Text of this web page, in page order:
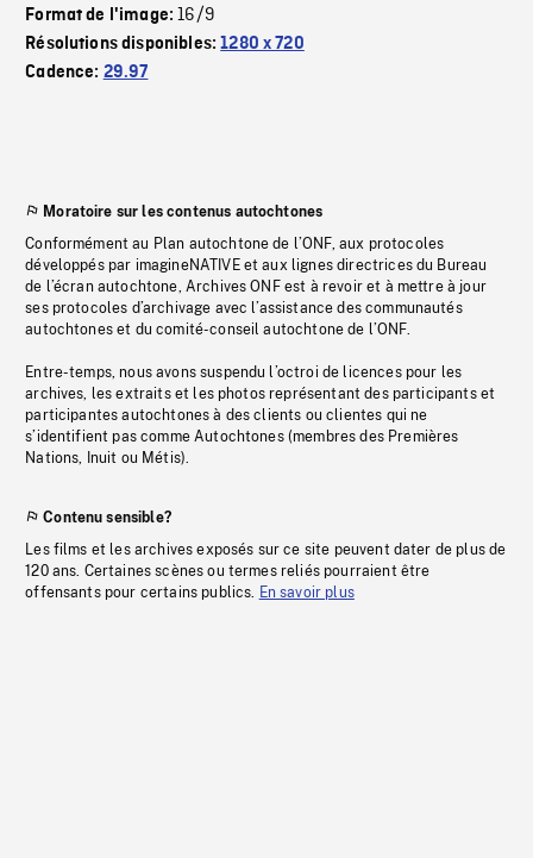
Format de l'image:16/9
Résolutions disponibles:1280 x 720
Cadence: 29.97
Moratoire sur les contenus autochtones
Conformément au Plan autochtone de l’ONF, aux protocoles
développés par imagineNATIVE et aux lignes directrices du Bureau
de l’écran autochtone, Archives ONF est à revoir et à mettre à jour
ses protocoles d’archivage avec l’assistance des communautés
autochtones et du comité-conseil autochtone de l’ONF.
Entre-temps, nous avons suspendu l’octroi de licences pour les
archives, les extraits et les photos représentant des participants et
participantes autochtones à des clients ou clientes qui ne
s’identifient pas comme Autochtones (membres des Premières
Nations, Inuit ou Métis).
Contenu sensible?
Les films et les archives exposés sur ce site peuvent dater de plus de
120 ans. Certaines scènes ou termes reliés pourraient être
offensants pour certains publics. En savoir plus